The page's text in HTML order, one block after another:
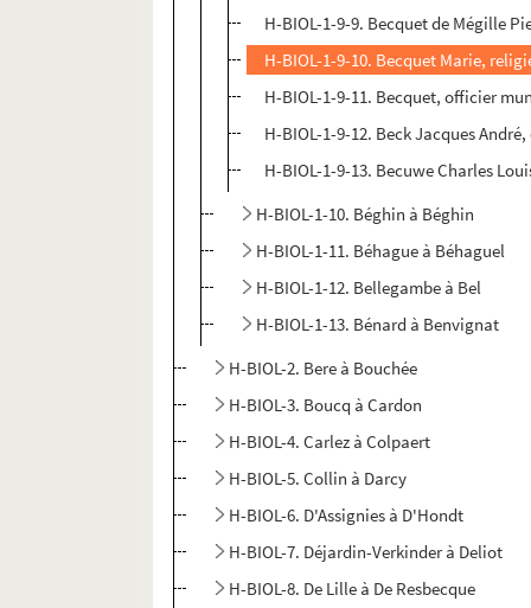
H-BIOL-1-9-9. Becquet de Mégille
H-BIOL-1-9-10. Becquet Marie,
H-BIOL-1-9-11. Becquet, officier
H-BIOL-1-9-12. Beck Jacques
H-BIOL-1-9-13. Becuwe Charles
H-BIOL-1-10. Béghin à Béghin
H-BIOL-1-11. Béhague à Béhaguel
H-BIOL-1-12. Bellegambe à Bel
H-BIOL-1-13. Bénard à Benvignat
H-BIOL-2. Bere à Bouchée
H-BIOL-3. Boucq à Cardon
H-BIOL-4. Carlez à Colpaert
H-BIOL-5. Collin à Darcy
H-BIOL-6. D'Assignies à D'Hondt
H-BIOL-7. Déjardin-Verkinder à Deliot
H-BIOL-8. De Lille à De Resbecque